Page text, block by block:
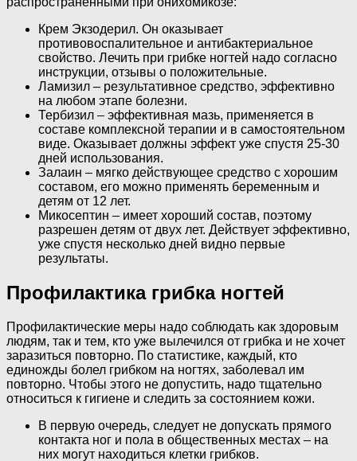
Крем Экзодерил. Он оказывает
противовоспалительное и антибактериальное
свойство. Лечить при грибке ногтей надо согласно
инструкции, отзывы о положительные.
Ламизил – результативное средство, эффективно
на любом этапе болезни.
Тербизил – эффективная мазь, применяется в
составе комплексной терапии и в самостоятельном
виде. Оказывает должны эффект уже спустя 25-30
дней использования.
Залаин – мягко действующее средство с хорошим
составом, его можно применять беременным и
детям от 12 лет.
Микосептин – имеет хороший состав, поэтому
разрешен детям от двух лет. Действует эффективно,
уже спустя несколько дней видно первые
результаты.
Профилактика грибка ногтей
Профилактические меры надо соблюдать как здоровым
людям, так и тем, кто уже вылечился от грибка и не хочет
заразиться повторно. По статистике, каждый, кто
единожды болел грибком на ногтях, заболевал им
повторно. Чтобы этого не допустить, надо тщательно
относиться к гигиене и следить за состоянием кожи.
В первую очередь, следует не допускать прямого
контакта ног и пола в общественных местах – на
них могут находиться клетки грибков.